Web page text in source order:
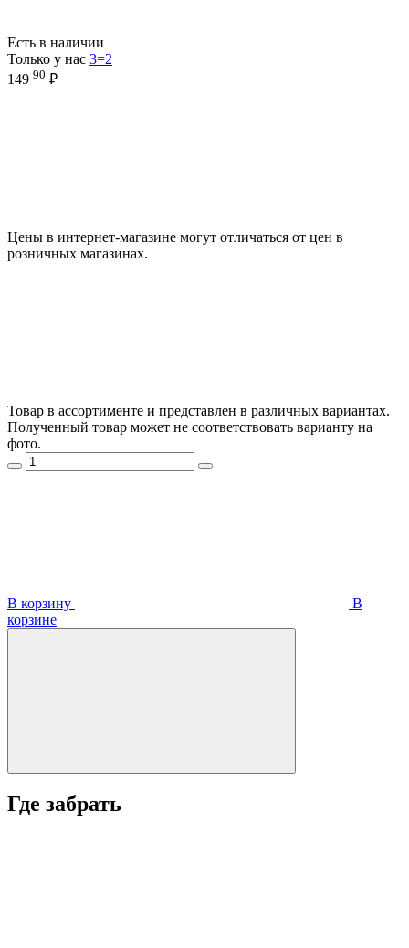
Есть в наличии
Только у нас 3=2
149 90 ₽
Цены в интернет-магазине могут отличаться от цен в
розничных магазинах.
Товар в ассортименте и представлен в различных вариантах.
Полученный товар может не соответствовать варианту на
фото.
В корзину
В
корзинe
Где забрать